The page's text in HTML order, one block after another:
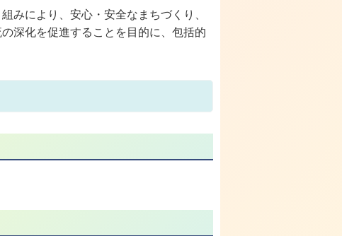
みにより、安心・安全なまちづくり、
深化を促進することを目的に、包括的